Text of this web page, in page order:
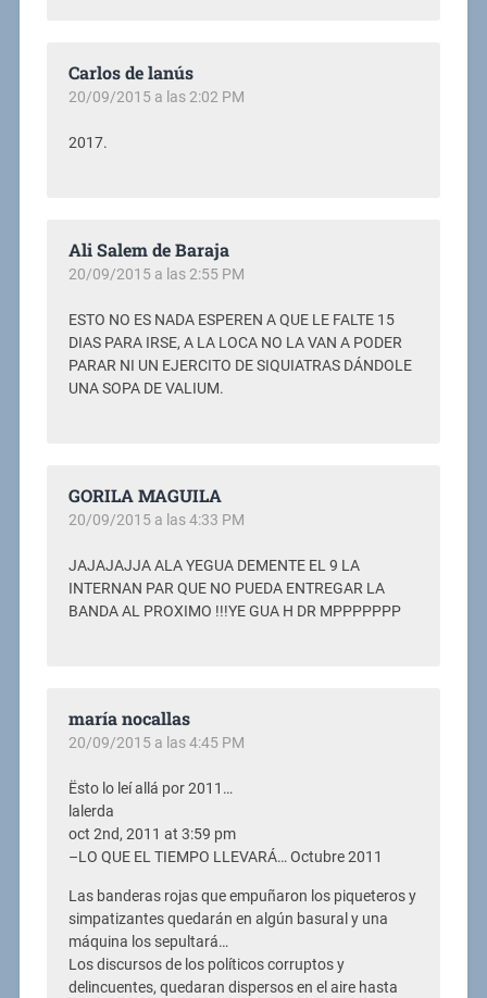
Carlos de lanús
20/09/2015 a las 2:02 PM
2017.
Ali Salem de Baraja
20/09/2015 a las 2:55 PM
ESTO NO ES NADA ESPEREN A QUE LE FALTE 15
DIAS PARA IRSE, A LA LOCA NO LA VAN A PODER
PARAR NI UN EJERCITO DE SIQUIATRAS DÁNDOLE
UNA SOPA DE VALIUM.
GORILA MAGUILA
20/09/2015 a las 4:33 PM
JAJAJAJJA ALA YEGUA DEMENTE EL 9 LA
INTERNAN PAR QUE NO PUEDA ENTREGAR LA
BANDA AL PROXIMO !!!YE GUA H DR MPPPPPPP
maría nocallas
20/09/2015 a las 4:45 PM
Ësto lo leí allá por 2011…
lalerda
oct 2nd, 2011 at 3:59 pm
–LO QUE EL TIEMPO LLEVARÁ… Octubre 2011
Las banderas rojas que empuñaron los piqueteros y
simpatizantes quedarán en algún basural y una
máquina los sepultará…
Los discursos de los políticos corruptos y
delincuentes, quedaran dispersos en el aire hasta